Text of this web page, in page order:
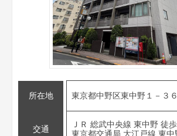
所在地 東京都中野区東中野１－３
交通
ＪＲ 総武中央線 東中野 徒
東京都交通局 大江戸線 東中